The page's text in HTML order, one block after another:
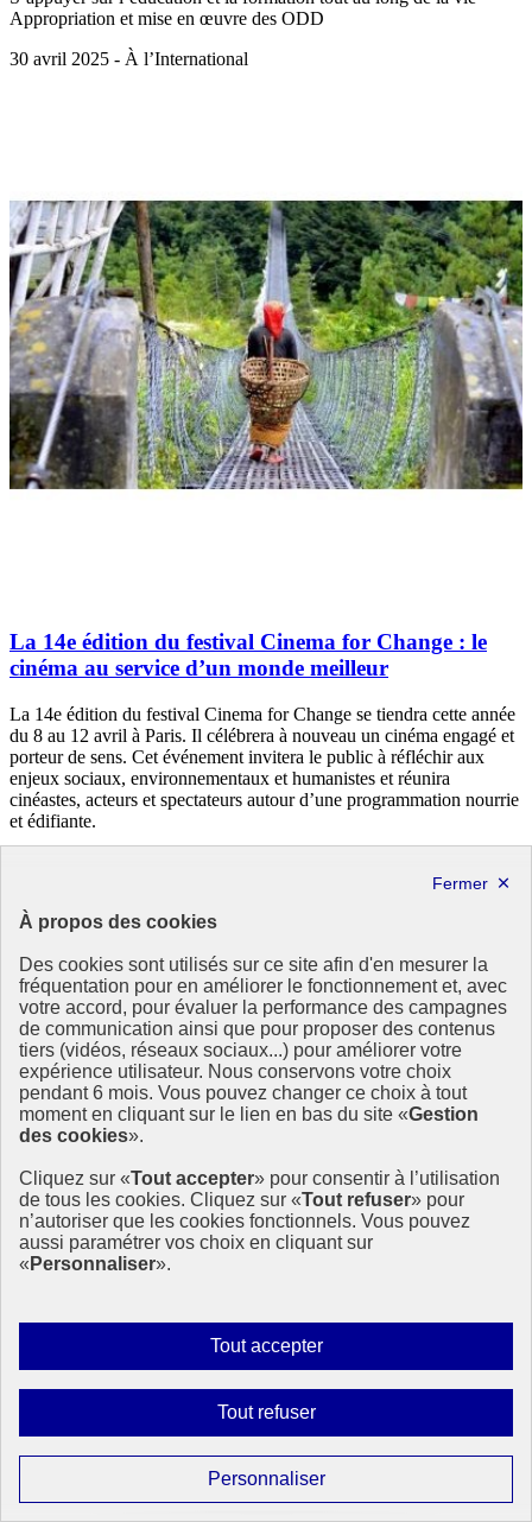
À propos des cookies
Des cookies sont utilisés sur ce site afin d'en mesurer la
fréquentation pour en améliorer le fonctionnement et, avec
votre accord, pour évaluer la performance des campagnes
de communication ainsi que pour proposer des contenus
tiers (vidéos, réseaux sociaux...) pour améliorer votre
expérience utilisateur. Nous conservons votre choix
pendant 6 mois. Vous pouvez changer ce choix à tout
moment en cliquant sur le lien en bas du site «Gestion
des cookies».
Cliquez sur «Tout accepter» pour consentir à l’utilisation
de tous les cookies. Cliquez sur «Tout refuser» pour
n’autoriser que les cookies fonctionnels. Vous pouvez
aussi paramétrer vos choix en cliquant sur
« Personnaliser».
Tout accepterAutoriser
tous
Tout refuserInterdire
tous
PersonnaliserParamétrer
les
Appropriation et mise en œuvre des ODD
30 avril 2025 - À l’International
La 14e édition du festival Cinema for Change : le
cinéma au service d’un monde meilleur
La 14e édition du festival Cinema for Change se tiendra cette année
du 8 au 12 avril à Paris. Il célébrera à nouveau un cinéma engagé et
porteur de sens. Cet événement invitera le public à réfléchir aux
enjeux sociaux, environnementaux et humanistes et réunira
cinéastes, acteurs et spectateurs autour d’une programmation nourrie
et édifiante.
26 mars 2025 - En France
Pédagogie du croisement des savoirs et des pratiques